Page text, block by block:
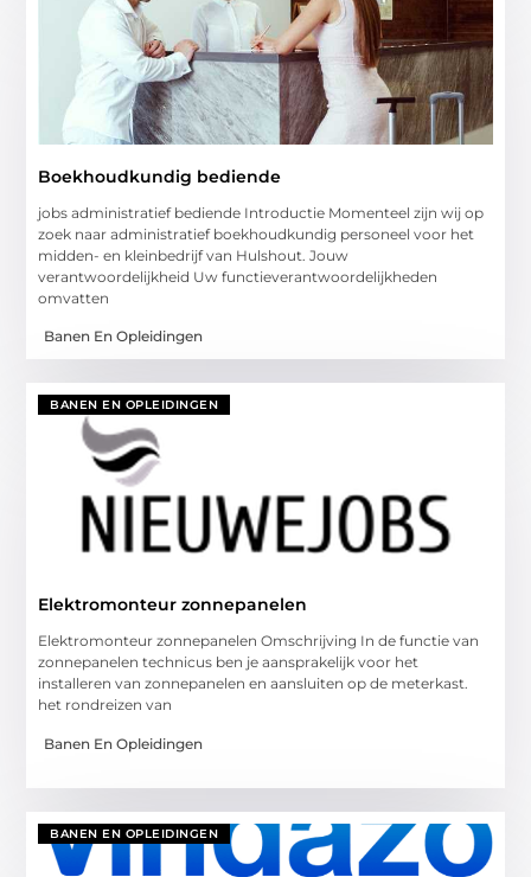
Boekhoudkundig bediende
jobs administratief bediende Introductie Momenteel zijn wij op
zoek naar administratief boekhoudkundig personeel voor het
midden- en kleinbedrijf van Hulshout. Jouw
verantwoordelijkheid Uw functieverantwoordelijkheden
omvatten
Banen En Opleidingen
BANEN EN OPLEIDINGEN
Elektromonteur zonnepanelen
Elektromonteur zonnepanelen Omschrijving In de functie van
zonnepanelen technicus ben je aansprakelijk voor het
installeren van zonnepanelen en aansluiten op de meterkast.
het rondreizen van
Banen En Opleidingen
BANEN EN OPLEIDINGEN